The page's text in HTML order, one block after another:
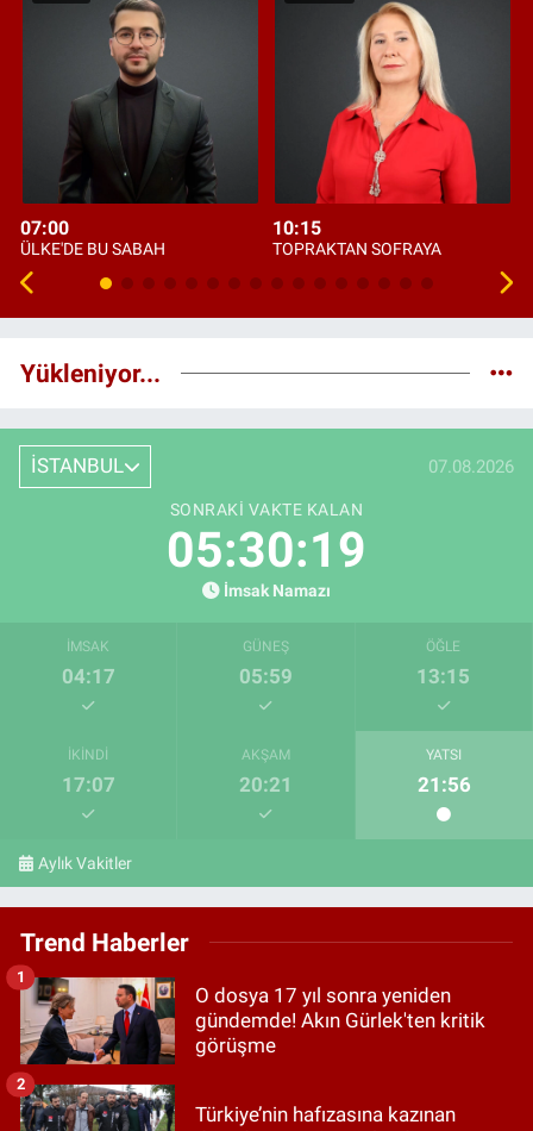
07:00
ÜLKE'DE BU SABAH
10:15
TOPRAKTAN SOFRAYA
Yükleniyor...
İSTANBUL 07.08.2026
SONRAKI VAKTE KALAN
05:30:18
İmsak Namazı
İMSAK
04:17
GÜNEŞ
05:59
ÖĞLE
13:15
İKINDI
17:07
AKŞAM
20:21
YATSI
21:56
Aylık Vakitler
Trend Haberler
O dosya 17 yıl sonra yeniden
gündemde! Akın Gürlek'ten kritik
görüşme
1
Türkiye’nin hafızasına kazınan
2